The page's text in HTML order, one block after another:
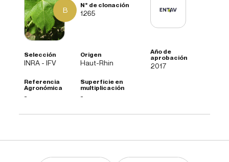
B 1265
Haut-Rhin
INRA - IFV 2017
- -